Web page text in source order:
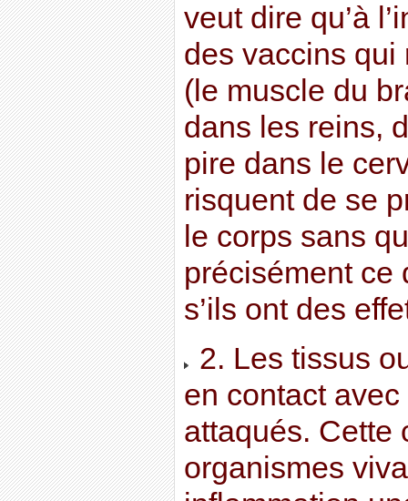
veut dire qu’à
des vaccins qui
(le muscle du
dans les reins,
pire dans le
risquent de se
le corps sans
précisément ce
s’ils ont des
2. Les tissus
en contact
attaqués. Cette
organismes